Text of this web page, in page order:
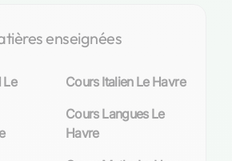
et de laboratoires bien
une approche pratique
biologie dans les
du Havre
enseignées
Le
Cours Italien Le Havre
Cours Langues Le
Havre